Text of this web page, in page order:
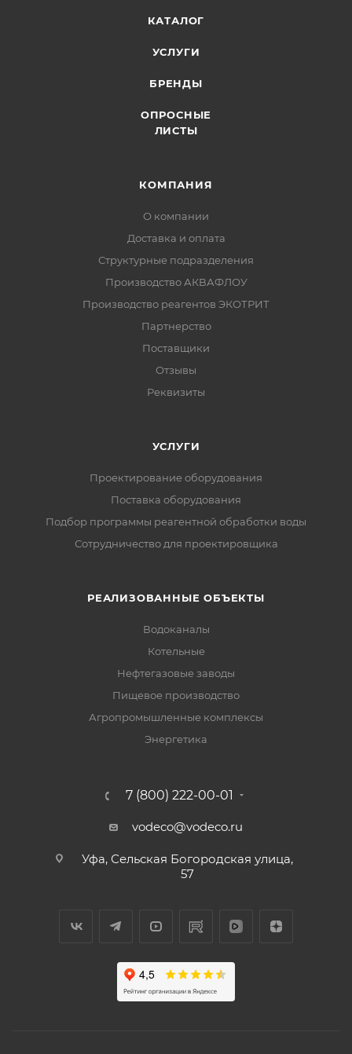
КАТАЛОГ
УСЛУГИ
БРЕНДЫ
ОПРОСНЫЕ
ЛИСТЫ
КОМПАНИЯ
О компании
Доставка и оплата
Структурные подразделения
Производство АКВАФЛОУ
Производство реагентов ЭКОТРИТ
Партнерство
Поставщики
Отзывы
Реквизиты
УСЛУГИ
Проектирование оборудования
Поставка оборудования
Подбор программы реагентной обработки воды
Сотрудничество для проектировщика
РЕАЛИЗОВАННЫЕ ОБЪЕКТЫ
Водоканалы
Котельные
Нефтегазовые заводы
Пищевое производство
Агропромышленные комплексы
Энергетика
7 (800) 222-00-01
vodeco@vodeco.ru
Уфа, Сельская Богородская улица,
57